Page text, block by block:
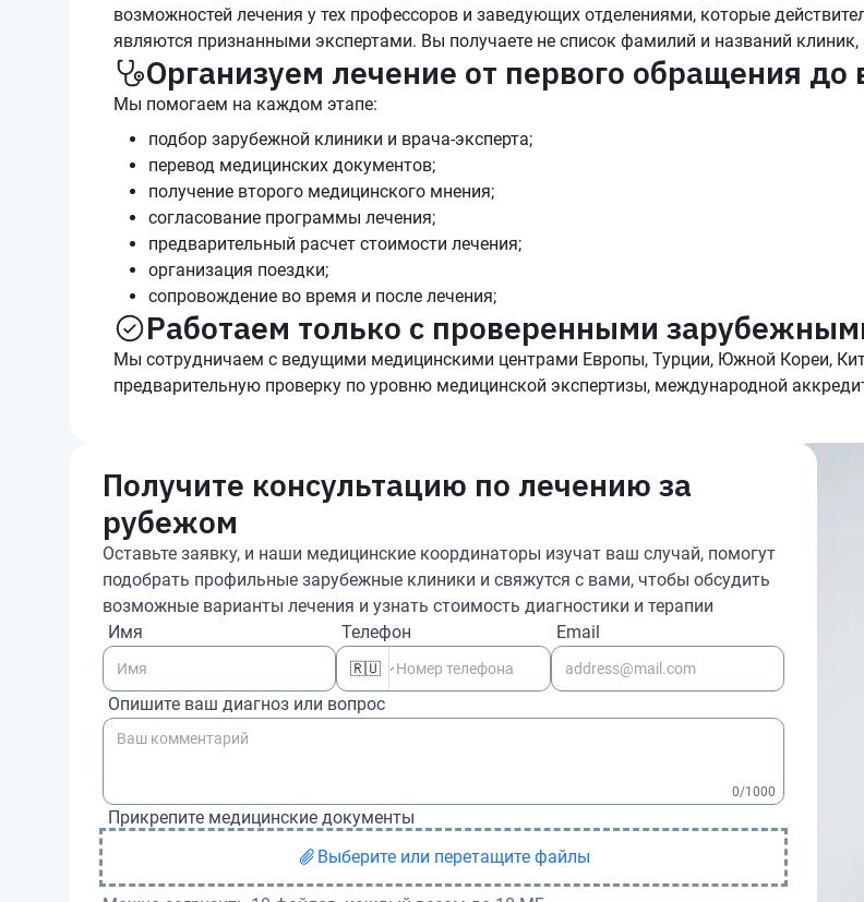
возможностей лечения у тех профессоров и заведующих отделениями, которые
являются признанными экспертами. Вы получаете не список фамилий и названий
Организуем лечение от первого обращения
Мы помогаем на каждом этапе:
подбор зарубежной клиники и врача-эксперта;
перевод медицинских документов;
получение второго медицинского мнения;
согласование программы лечения;
предварительный расчет стоимости лечения;
организация поездки;
сопровождение во время и после лечения;
Работаем только с проверенными
Мы сотрудничаем с ведущими медицинскими центрами Европы, Турции, Южной Кореи,
предварительную проверку по уровню медицинской экспертизы, международной
Получите консультацию по лечению за
рубежом
Оставьте заявку, и наши медицинские координаторы изучат ваш случай, помогут
подобрать профильные зарубежные клиники и свяжутся с вами, чтобы обсудить
возможные варианты лечения и узнать стоимость диагностики и терапии
Имя
Телефон
🇷🇺
Email
Опишите ваш диагноз или вопрос
0/1000
Прикрепите медицинские документы
Выберите или перетащите файлы